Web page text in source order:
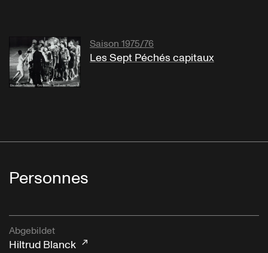
Saison 1975/76
Les Sept Péchés capitaux
Personnes
Abgebildet
Hiltrud Blanck